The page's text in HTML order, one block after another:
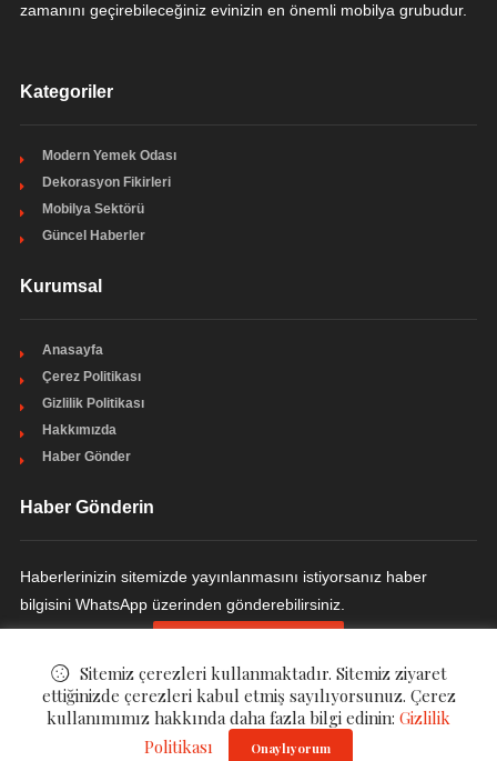
zamanını geçirebileceğiniz evinizin en önemli mobilya grubudur.
Kategoriler
Modern Yemek Odası
Dekorasyon Fikirleri
Mobilya Sektörü
Güncel Haberler
Kurumsal
Anasayfa
Çerez Politikası
Gizlilik Politikası
Hakkımızda
Haber Gönder
Haber Gönderin
Haberlerinizin sitemizde yayınlanmasını istiyorsanız haber
bilgisini WhatsApp üzerinden gönderebilirsiniz.
Modern Yemek Odası. All Rights Reserved.
Sitemiz çerezleri kullanmaktadır. Sitemiz ziyaret
ettiğinizde çerezleri kabul etmiş sayılıyorsunuz. Çerez
kullanımımız hakkında daha fazla bilgi edinin: Gizlilik
Politikası
Onaylıyorum